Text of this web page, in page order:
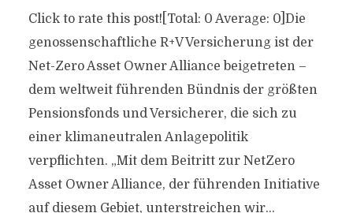
Click to rate this post![Total: 0 Average: 0]Die
genossenschaftliche R+V Versicherung ist der
Net-Zero Asset Owner Alliance beigetreten –
dem weltweit führenden Bündnis der größten
Pensionsfonds und Versicherer, die sich zu
einer klimaneutralen Anlagepolitik
verpflichten. „Mit dem Beitritt zur NetZero
Asset Owner Alliance, der führenden Initiative
auf diesem Gebiet, unterstreichen wir...